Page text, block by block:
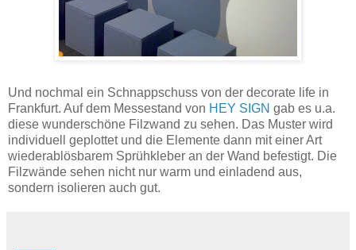
Und nochmal ein Schnappschuss von der decorate life in
Frankfurt. Auf dem Messestand von HEY SIGN gab es u.a.
diese wunderschöne Filzwand zu sehen. Das Muster wird
individuell geplottet und die Elemente dann mit einer Art
wiederablösbarem Sprühkleber an der Wand befestigt. Die
Filzwände sehen nicht nur warm und einladend aus,
sondern isolieren auch gut.